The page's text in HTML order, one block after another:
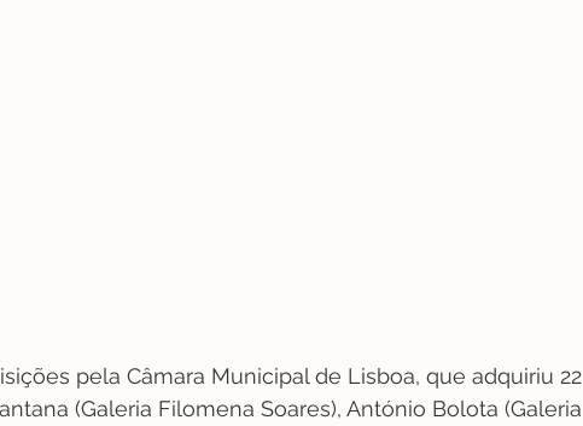
pela Câmara Municipal de Lisboa, que adquiriu 22
(Galeria Filomena Soares), António Bolota (Galeria